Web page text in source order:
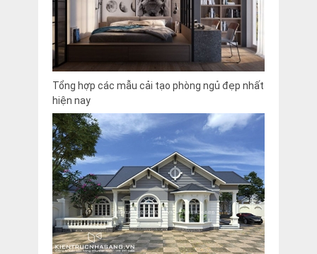
Tổng hợp các mẫu cải tạo phòng ngủ đẹp nhất
hiện nay